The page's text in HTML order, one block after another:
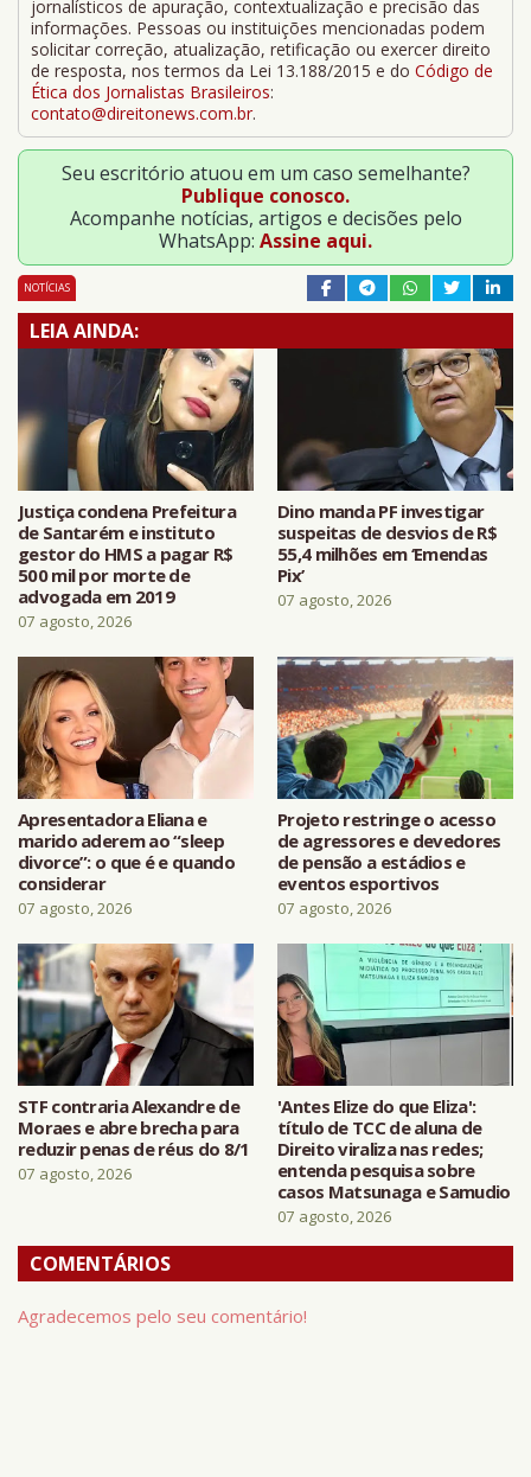
jornalísticos de apuração, contextualização e precisão das
informações. Pessoas ou instituições mencionadas podem
solicitar correção, atualização, retificação ou exercer direito
de resposta, nos termos da Lei 13.188/2015 e do Código de
Ética dos Jornalistas Brasileiros:
contato@direitonews.com.br.
Seu escritório atuou em um caso semelhante?
Publique conosco.
Acompanhe notícias, artigos e decisões pelo
WhatsApp: Assine aqui.
NOTÍCIAS
LEIA AINDA:
Justiça condena Prefeitura
de Santarém e instituto
gestor do HMS a pagar R$
500 mil por morte de
advogada em 2019
07 agosto, 2026
Dino manda PF investigar
suspeitas de desvios de R$
55,4 milhões em ‘Emendas
Pix’
07 agosto, 2026
Apresentadora Eliana e
marido aderem ao “sleep
divorce”: o que é e quando
considerar
07 agosto, 2026
Projeto restringe o acesso
de agressores e devedores
de pensão a estádios e
eventos esportivos
07 agosto, 2026
STF contraria Alexandre de
Moraes e abre brecha para
reduzir penas de réus do 8/1
07 agosto, 2026
'Antes Elize do que Eliza':
título de TCC de aluna de
Direito viraliza nas redes;
entenda pesquisa sobre
casos Matsunaga e Samudio
07 agosto, 2026
COMENTÁRIOS
Agradecemos pelo seu comentário!